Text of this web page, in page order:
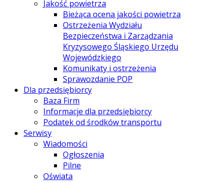
Jakość powietrza
Bieżąca ocena jakości powietrza
Ostrzeżenia Wydziału
Bezpieczeństwa i Zarządzania
Kryzysowego Śląskiego Urzędu
Wojewódzkiego
Komunikaty i ostrzeżenia
Sprawozdanie POP
Dla przedsiębiorcy
Baza Firm
Informacje dla przedsiębiorcy
Podatek od środków transportu
Serwisy
Wiadomości
Ogłoszenia
Pilne
Oświata